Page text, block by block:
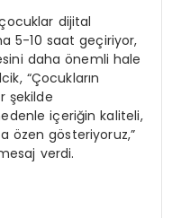
dijital
5-10 saat geçiriyor,
daha önemli hale
“Çocukların
şekilde
içeriğin kaliteli,
özen gösteriyoruz,”
verdi.